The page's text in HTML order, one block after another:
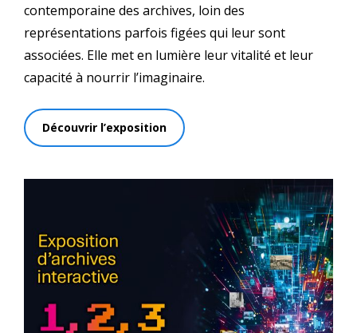
contemporaine des archives, loin des
représentations parfois figées qui leur sont
associées. Elle met en lumière leur vitalité et leur
capacité à nourrir l’imaginaire.
Découvrir l’exposition